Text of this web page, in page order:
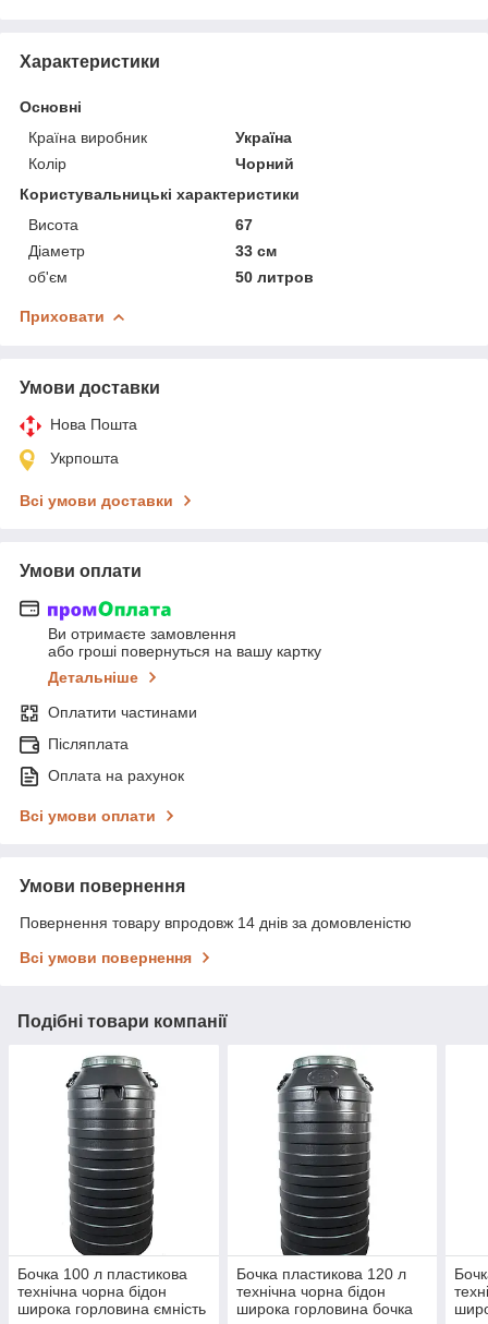
Характеристики
Основні
Країна виробник
Україна
Колір
Чорний
Користувальницькі характеристики
Висота
67
Діаметр
33 см
об'єм
50 литров
Приховати
Умови доставки
Нова Пошта
Укрпошта
Всі умови доставки
Умови оплати
Ви отримаєте замовлення
або гроші повернуться на вашу картку
Детальніше
Оплатити частинами
Післяплата
Оплата на рахунок
Всі умови оплати
Умови повернення
Повернення товару впродовж 14 днів за домовленістю
Всі умови повернення
Подібні товари компанії
Бочка 100 л пластикова
технічна чорна бідон
широка горловина ємність
Бочка пластикова 120 л
технічна чорна бідон
широка горловина бочка